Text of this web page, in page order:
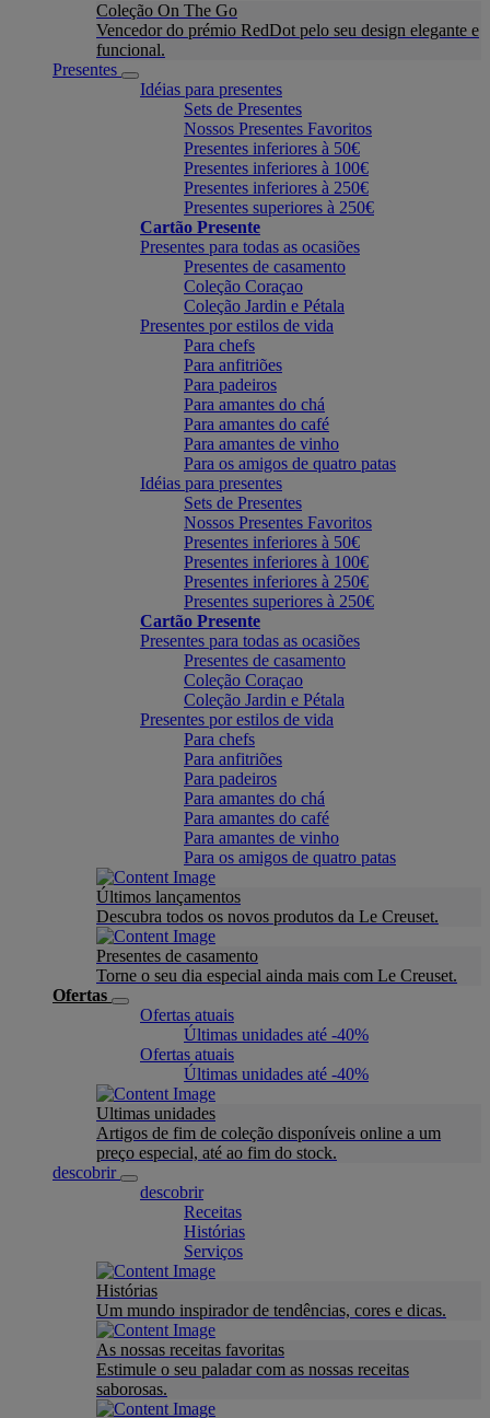
Coleção On The Go
Vencedor do prémio RedDot pelo seu design elegante e
funcional.
Presentes
Idéias para presentes
Sets de Presentes
Nossos Presentes Favoritos
Presentes inferiores à 50€
Presentes inferiores à 100€
Presentes inferiores à 250€
Presentes superiores à 250€
Cartão Presente
Presentes para todas as ocasiões
Presentes de casamento
Coleção Coraçao
Coleção Jardin e Pétala
Presentes por estilos de vida
Para chefs
Para anfitriões
Para padeiros
Para amantes do chá
Para amantes do café
Para amantes de vinho
Para os amigos de quatro patas
Idéias para presentes
Sets de Presentes
Nossos Presentes Favoritos
Presentes inferiores à 50€
Presentes inferiores à 100€
Presentes inferiores à 250€
Presentes superiores à 250€
Cartão Presente
Presentes para todas as ocasiões
Presentes de casamento
Coleção Coraçao
Coleção Jardin e Pétala
Presentes por estilos de vida
Para chefs
Para anfitriões
Para padeiros
Para amantes do chá
Para amantes do café
Para amantes de vinho
Para os amigos de quatro patas
Últimos lançamentos
Descubra todos os novos produtos da Le Creuset.
Presentes de casamento
Torne o seu dia especial ainda mais com Le Creuset.
Ofertas
Ofertas atuais
Últimas unidades até -40%
Ofertas atuais
Últimas unidades até -40%
Ultimas unidades
Artigos de fim de coleção disponíveis online a um
preço especial, até ao fim do stock.
descobrir
descobrir
Receitas
Histórias
Serviços
Histórias
Um mundo inspirador de tendências, cores e dicas.
As nossas receitas favoritas
Estimule o seu paladar com as nossas receitas
saborosas.